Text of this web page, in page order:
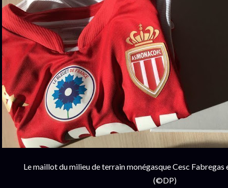
Le maillot du milieu de terrain monégasque Cesc Fabregas
(©DP)